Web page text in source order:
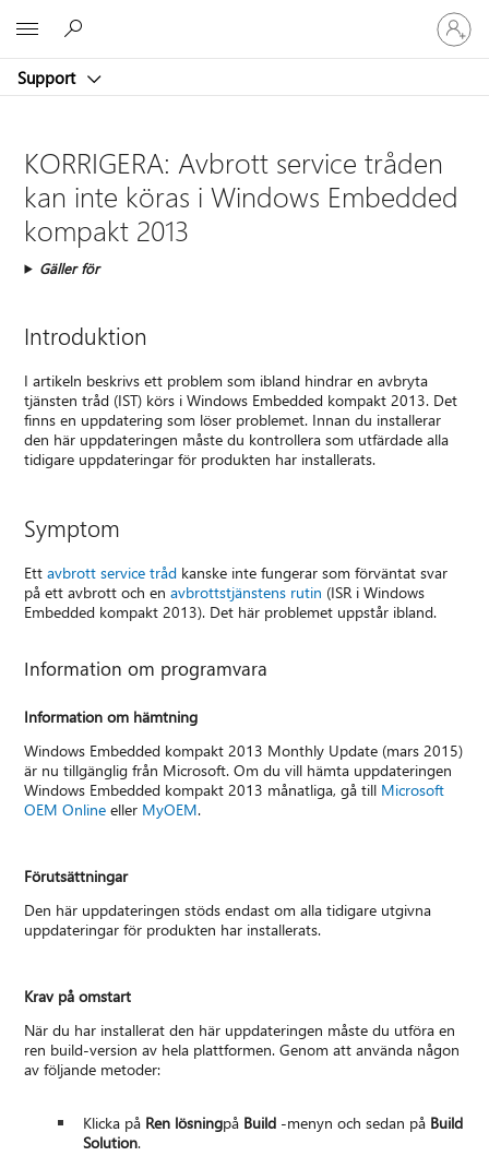
Support
Logga
in
på
konto
KORRIGERA: Avbrott service tråden
kan inte köras i Windows Embedded
kompakt 2013
Gäller för
Introduktion
I artikeln beskrivs ett problem som ibland hindrar en avbryta
tjänsten tråd (IST) körs i Windows Embedded kompakt 2013. Det
finns en uppdatering som löser problemet. Innan du installerar
den här uppdateringen måste du kontrollera som utfärdade alla
tidigare uppdateringar för produkten har installerats.
Symptom
Ettavbrott service tråd kanske inte fungerar som förväntat svar
på ett avbrott och enavbrottstjänstens rutin (ISR i Windows
Embedded kompakt 2013). Det här problemet uppstår ibland.
Information om programvara
Information om hämtning
Windows Embedded kompakt 2013 Monthly Update (mars 2015)
är nu tillgänglig från Microsoft. Om du vill hämta uppdateringen
Windows Embedded kompakt 2013 månatliga, gå till Microsoft
OEM Online eller MyOEM.
Förutsättningar
Den här uppdateringen stöds endast om alla tidigare utgivna
uppdateringar för produkten har installerats.
Krav på omstart
När du har installerat den här uppdateringen måste du utföra en
ren build-version av hela plattformen. Genom att använda någon
av följande metoder:
Klicka på Ren lösningpå Build -menyn och sedan på Build
Solution.